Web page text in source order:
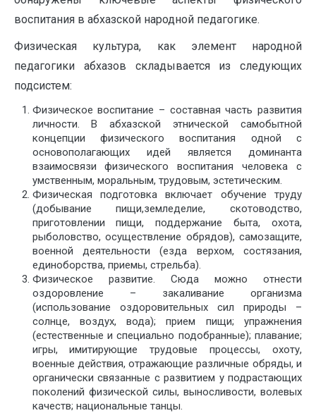
воспитания в абхазской народной педагогике.
Физическая культура, как элемент народной
педагогики абхазов складывается из следующих
подсистем:
Физическое воспитание – составная часть развития
личности. В абхазской этнической самобытной
концепции физического воспитания одной с
основополагающих идей является доминанта
взаимосвязи физического воспитания человека с
умственным, моральным, трудовым, эстетическим.
Физическая подготовка включает обучение труду
(добывание пищи,земледелие, скотоводство,
приготовлении пищи, поддержание быта, охота,
рыболовство, осуществление обрядов), самозащите,
военной деятельности (езда верхом, состязания,
единоборства, приемы, стрельба).
Физическое развитие. Сюда можно отнести
оздоровление – закаливание организма
(использование оздоровительных сил природы –
солнце, воздух, вода); прием пищи; упражнения
(естественные и специально подобранные); плавание;
игры, имитирующие трудовые процессы, охоту,
военные действия, отражающие различные обряды, и
органически связанные с развитием у подрастающих
поколений физической силы, выносливости, волевых
качеств; национальные танцы.